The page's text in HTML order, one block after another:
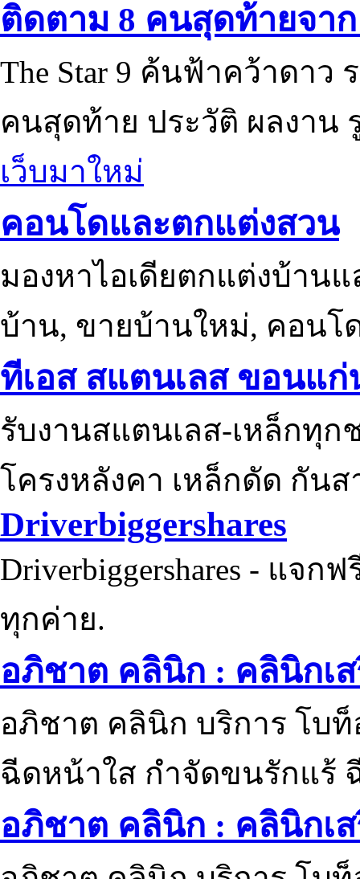
ติดตาม 8 คนสุดท้ายจาก
The Star 9 ค้นฟ้าคว้าดาว
คนสุดท้าย ประวัติ ผลงาน
เว็บมาใหม่
คอนโดและตกแต่งสวน
มองหาไอเดียตกแต่งบ้าน
บ้าน, ขายบ้านใหม่, คอนโ
ทีเอส สแตนเลส ขอนแก่
รับงานสแตนเลส-เหล็กทุ
โครงหลังคา เหล็กดัด กัน
Driverbiggershares
Driverbiggershares - แจก
ทุกค่าย.
อภิชาต คลินิก : คลินิกเ
อภิชาต คลินิก บริการ โบ
ฉีดหน้าใส กำจัดขนรักแร้
อภิชาต คลินิก : คลินิกเ